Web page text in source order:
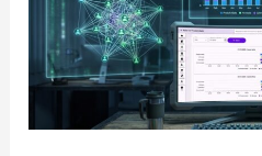
das
Empresas
que
Crescem: